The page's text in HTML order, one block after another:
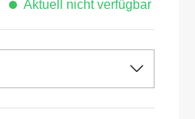
Aktuell nicht verfügbar